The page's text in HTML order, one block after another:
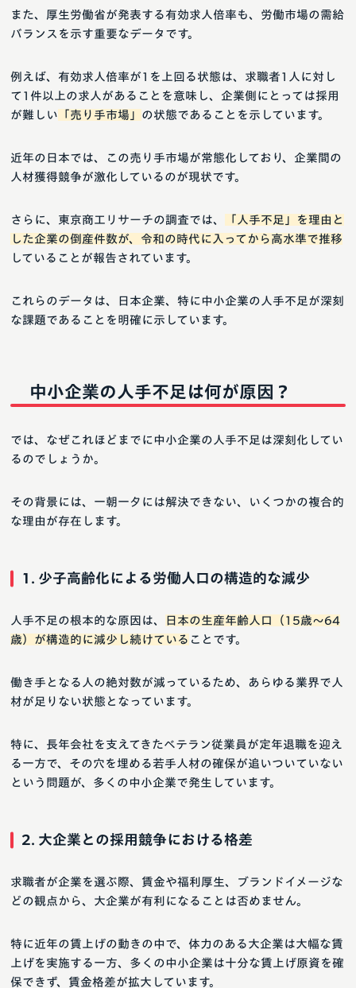
また、厚生労働省が発表する有効求人倍率も、労働市場の需給
バランスを示す重要なデータです。
例えば、有効求人倍率が1を上回る状態は、求職者1人に対し
て1件以上の求人があることを意味し、企業側にとっては採用
が難しい 「売り手市場」 の状態であることを示しています。
近年の日本では、この売り手市場が常態化しており、企業間の
人材獲得競争が激化しているのが現状です。
さらに、東京商工リサーチの調査では、
「人手不足」を理由と
した企業の倒産件数が、令和の時代に入ってから高水準で推移
していることが報告されています。
これらのデータは、日本企業、特に中小企業の人手不足が深刻
な課題であることを明確に示しています。
中小企業の人手不足は何が原因？
では、なぜこれほどまでに中小企業の人手不足は深刻化してい
るのでしょうか。
その背景には、一朝一夕には解決できない、いくつかの複合的
な理由が存在します。
1. 少子高齢化による労働人口の構造的な減少
人手不足の根本的な原因は、
日本の生産年齢人口（15歳～64
歳）が構造的に減少し続けている ことです。
働き手となる人の絶対数が減っているため、あらゆる業界で人
材が足りない状態となっています。
特に、長年会社を支えてきたベテラン従業員が定年退職を迎え
る一方で、その穴を埋める若手人材の確保が追いついていない
という問題が、多くの中小企業で発生しています。
2. 大企業との採用競争における格差
求職者が企業を選ぶ際、賃金や福利厚生、ブランドイメージな
どの観点から、大企業が有利になることは否めません。
特に近年の賃上げの動きの中で、体力のある大企業は大幅な賃
上げを実施する一方、多くの中小企業は十分な賃上げ原資を確
保できず、賃金格差が拡大しています。